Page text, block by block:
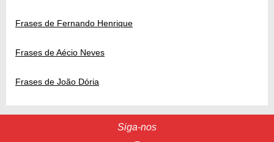
Frases de Fernando Henrique
Frases de Aécio Neves
Frases de João Dória
Siga-nos